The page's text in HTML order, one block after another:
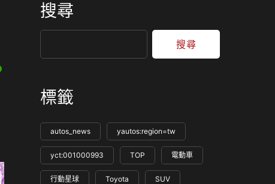
搜尋
搜尋
標籤
autos_news yautos:region=tw
yct:001000993 TOP 電動車
行動星球 Toyota SUV